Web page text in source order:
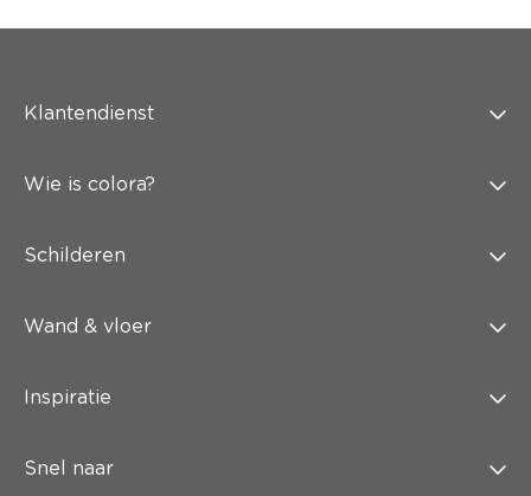
Klantendienst
Wie is colora?
Schilderen
Wand & vloer
Inspiratie
Snel naar